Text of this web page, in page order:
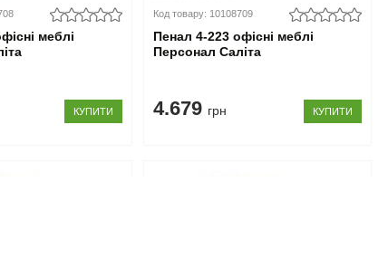
меблі
КУПИТИ
Код товару: 10108709
Пенал 4-223 офісні меблі
Персонал Саліта
4.679 грн КУПИТИ